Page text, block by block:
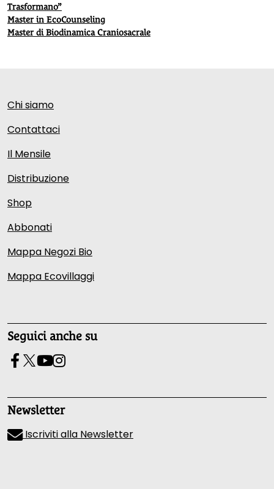
Trasformano”
Master in EcoCounseling
Master di Biodinamica Craniosacrale
Chi siamo
Contattaci
Il Mensile
Distribuzione
Shop
Abbonati
Mappa Negozi Bio
Mappa Ecovillaggi
Seguici anche su
Newsletter
Iscriviti alla Newsletter